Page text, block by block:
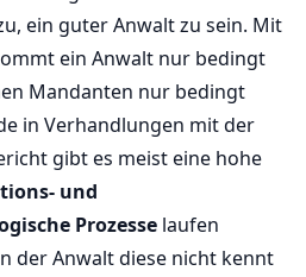
ein guter Anwalt zu sein. Mit
ein Anwalt nur bedingt
Mandanten nur bedingt
in Verhandlungen mit der
gibt es meist eine hohe
und
Prozesse laufen
der Anwalt diese nicht kennt